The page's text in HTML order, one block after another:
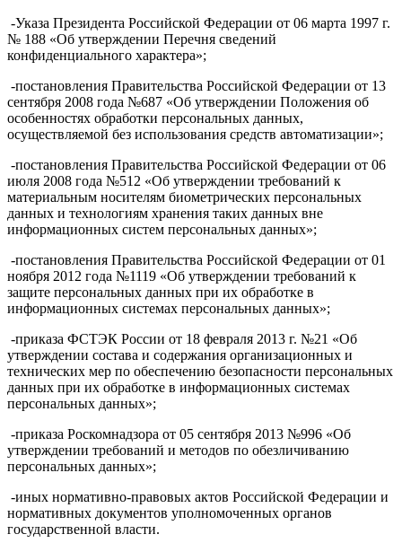
-Указа Президента Российской Федерации от 06 марта 1997 г.
№ 188 «Об утверждении Перечня сведений
конфиденциального характера»;
-постановления Правительства Российской Федерации от 13
сентября 2008 года №687 «Об утверждении Положения об
особенностях обработки персональных данных,
осуществляемой без использования средств автоматизации»;
-постановления Правительства Российской Федерации от 06
июля 2008 года №512 «Об утверждении требований к
материальным носителям биометрических персональных
данных и технологиям хранения таких данных вне
информационных систем персональных данных»;
-постановления Правительства Российской Федерации от 01
ноября 2012 года №1119 «Об утверждении требований к
защите персональных данных при их обработке в
информационных системах персональных данных»;
-приказа ФСТЭК России от 18 февраля 2013 г. №21 «Об
утверждении состава и содержания организационных и
технических мер по обеспечению безопасности персональных
данных при их обработке в информационных системах
персональных данных»;
-приказа Роскомнадзора от 05 сентября 2013 №996 «Об
утверждении требований и методов по обезличиванию
персональных данных»;
-иных нормативно-правовых актов Российской Федерации и
нормативных документов уполномоченных органов
государственной власти.